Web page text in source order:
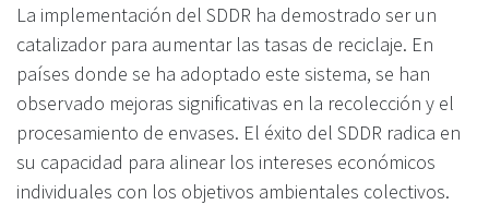
La implementación del SDDR ha demostrado ser un
catalizador para aumentar las tasas de reciclaje. En
países donde se ha adoptado este sistema, se han
observado mejoras significativas en la recolección y el
procesamiento de envases. El éxito del SDDR radica en
su capacidad para alinear los intereses económicos
individuales con los objetivos ambientales colectivos.